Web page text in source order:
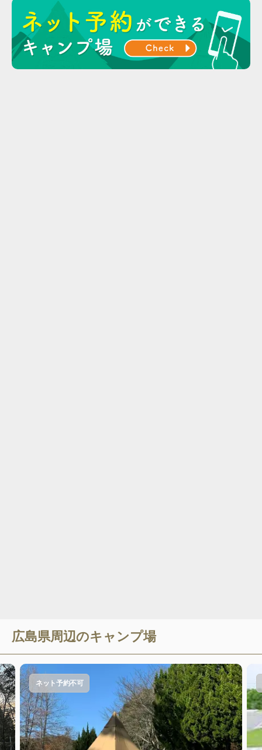
広島県周辺のキャンプ場
ネット予約不可